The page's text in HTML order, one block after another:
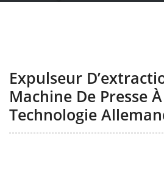
Expulseur
Machine De Presse
Technologie